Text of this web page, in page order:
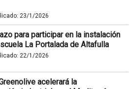
23/1/2026
para participar en la instalación
La Portalada de Altafulla
22/1/2026
acelerará la